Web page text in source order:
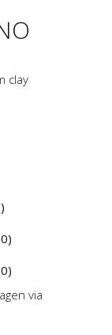
clay
via